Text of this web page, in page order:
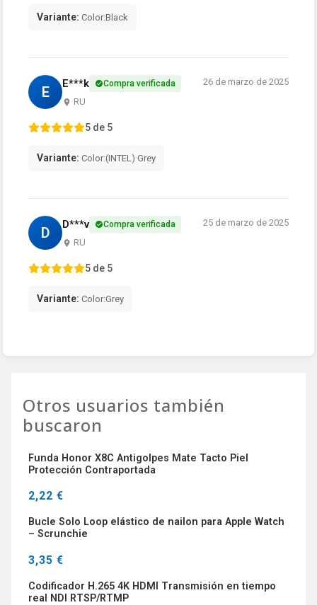
Variante: Color:Black
E E***k Compra verificada
RU
26 de marzo de 2025
5 de 5
Variante: Color:(INTEL) Grey
D D***v Compra verificada
RU
25 de marzo de 2025
5 de 5
Variante: Color:Grey
Otros usuarios también
buscaron
Funda Honor X8C Antigolpes Mate Tacto Piel
Protección Contraportada
2,22 €
Bucle Solo Loop elástico de nailon para Apple Watch
– Scrunchie
3,35 €
Codificador H.265 4K HDMI Transmisión en tiempo
real NDI RTSP/RTMP